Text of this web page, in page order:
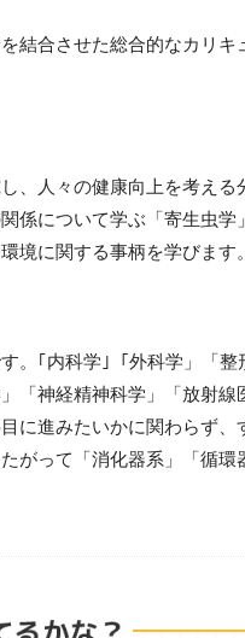
結合させた総合的なカリキ
、人々の健康向上を考える
係について学ぶ「寄生虫学
境に関する事柄を学びます。
。｢内科学｣「外科学」「整
「神経精神科学」「放射線
に進みたいかに関わらず
がって「消化器系」「循環